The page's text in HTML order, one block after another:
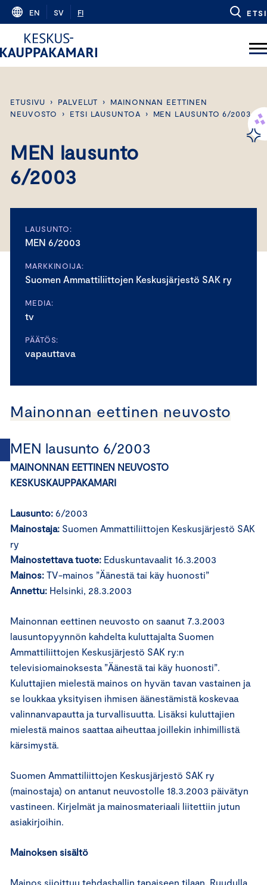
Skip
content
EN SV FI ETSI
ETUSIVU › PALVELUT ›
MAINONNAN EETTINEN
NEUVOSTO
› ETSI LAUSUNTOA › MEN LAUSUNTO 6/2003
MEN lausunto
6/2003
LAUSUNTO:
MEN 6/2003
MARKKINOIJA:
Suomen Ammattiliittojen Keskusjärjestö SAK ry
MEDIA:
tv
PÄÄTÖS:
vapauttava
Mainonnan eettinen neuvosto
MEN lausunto 6/2003
MAINONNAN EETTINEN NEUVOSTO
KESKUSKAUPPAKAMARI
Lausunto: 6/2003
Mainostaja: Suomen Ammattiliittojen Keskusjärjestö SAK
ry
Mainostettava tuote: Eduskuntavaalit 16.3.2003
Mainos: TV-mainos ”Äänestä tai käy huonosti”
Annettu: Helsinki, 28.3.2003
Mainonnan eettinen neuvosto on saanut 7.3.2003
lausuntopyynnön kahdelta kuluttajalta Suomen
Ammattiliittojen Keskusjärjestö SAK ry:n
televisiomainoksesta ”Äänestä tai käy huonosti”.
Kuluttajien mielestä mainos on hyvän tavan vastainen ja
se loukkaa yksityisen ihmisen äänestämistä koskevaa
valinnanvapautta ja turvallisuutta. Lisäksi kuluttajien
mielestä mainos saattaa aiheuttaa joillekin inhimillistä
kärsimystä.
Suomen Ammattiliittojen Keskusjärjestö SAK ry
(mainostaja) on antanut neuvostolle 18.3.2003 päivätyn
vastineen. Kirjelmät ja mainosmateriaali liitettiin jutun
asiakirjoihin.
Mainoksen sisältö
Mainos sijoittuu tehdashallin tapaiseen tilaan. Ruudulla